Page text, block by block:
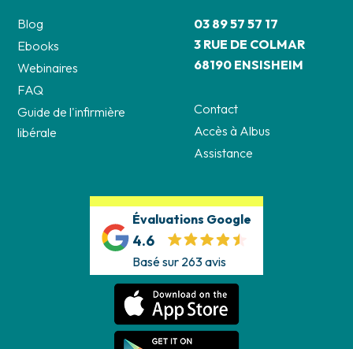
Blog
Ebooks
Webinaires
FAQ
Guide de l'infirmière
libérale
03 89 57 57 17
3 RUE DE COLMAR
68190 ENSISHEIM
Contact
Accès à Albus
Assistance
Évaluations Google
4.6
Basé sur 263 avis